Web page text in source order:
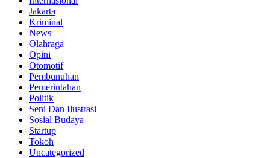
Jakarta
Kriminal
News
Olahraga
Opini
Otomotif
Pembunuhan
Pemerintahan
Politik
Seni Dan Ilustrasi
Sosial Budaya
Startup
Tokoh
Uncategorized